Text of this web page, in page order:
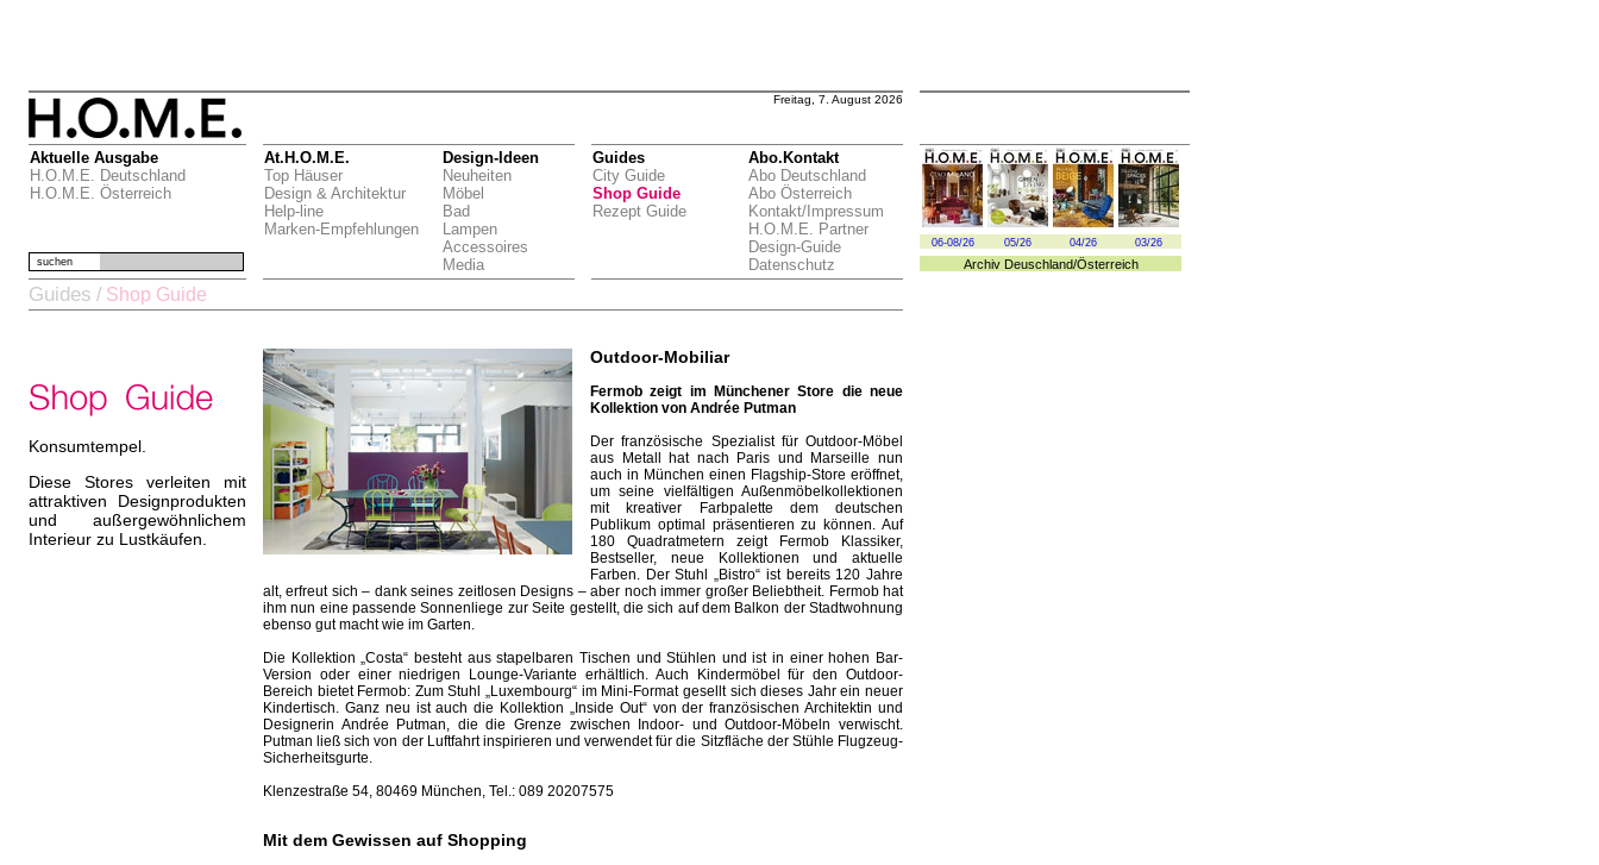
Freitag, 7. August 2026
Aktuelle Ausgabe
H.O.M.E. Deutschland
H.O.M.E. Österreich
At.H.O.M.E.
Top Häuser
Design & Architektur
Help-line
Marken-Empfehlungen
Design-Ideen
Neuheiten
Möbel
Bad
Lampen
Accessoires
Media
Guides
City Guide
Shop Guide
Rezept Guide
Abo.Kontakt
Abo Deutschland
Abo Österreich
Kontakt/Impressum
H.O.M.E. Partner
Design-Guide
Datenschutz
06-08/26 05/26 04/26 03/26
Archiv Deuschland/Österreich
suchen
Guides / Shop Guide
Konsumtempel.
Diese Stores verleiten mit
attraktiven Designprodukten
und außergewöhnlichem
Interieur zu Lustkäufen.
Outdoor-Mobiliar
Fermob zeigt im Münchener Store die neue
Kollektion von Andrée Putman
Der französische Spezialist für Outdoor-Möbel
aus Metall hat nach Paris und Marseille nun
auch in München einen Flagship-Store eröffnet,
um seine vielfältigen Außenmöbel­kollektionen
mit kreativer Farbpalette dem deutschen
Publikum optimal präsentieren zu können. Auf
180 Quadratmetern zeigt Fermob Klassiker,
Bestseller, neue ­Kollektionen und aktuelle
Farben. Der Stuhl „Bistro“ ist bereits 120 Jahre
alt, erfreut sich – dank seines zeitlosen Designs – aber noch immer großer Beliebtheit. Fermob hat
ihm nun eine passende Sonnenliege zur Seite gestellt, die sich auf dem Balkon der Stadtwohnung
ebenso gut macht wie im Garten.
Die Kollektion „Costa“ besteht aus stapelbaren Tischen und Stühlen und ist in einer hohen Bar-
Version oder einer niedrigen Lounge-Variante erhältlich. Auch Kindermöbel für den Outdoor-
Bereich bietet Fermob: Zum Stuhl „Luxembourg“ im Mini-Format gesellt sich dieses Jahr ein neuer
Kindertisch. Ganz neu ist auch die Kollektion „Inside Out“ von der französischen Architektin und
Designerin Andrée Putman, die die Grenze zwischen Indoor- und Outdoor-Möbeln verwischt.
Putman ließ sich von der Luftfahrt inspirieren und verwendet für die Sitzfläche der Stühle Flugzeug-
Sicherheitsgurte.
Klenzestraße 54, 80469 München, Tel.: 089 20207575
Mit dem Gewissen auf Shopping